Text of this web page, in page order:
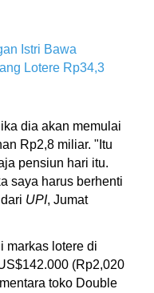
Istri Bawa
Lotere Rp34,3
dia akan memulai
Rp2,8 miliar. "Itu
pensiun hari itu.
saya harus berhenti
UPI, Jumat
markas lotere di
(Rp2,020
toko Double